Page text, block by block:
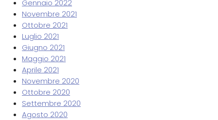
Gennaio 2022
Novembre 2021
Ottobre 2021
Luglio 2021
Giugno 2021
Maggio 2021
Aprile 2021
Novembre 2020
Ottobre 2020
Settembre 2020
Agosto 2020